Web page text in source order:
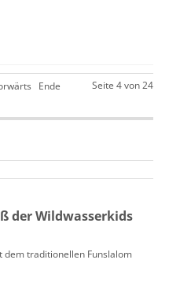
Seite 4 von 24
Ende
der Wildwasserkids
dem traditionellen Funslalom